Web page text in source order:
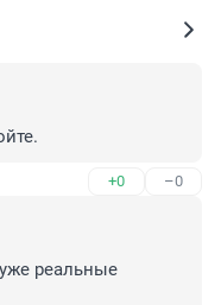
+0 –0
реальные